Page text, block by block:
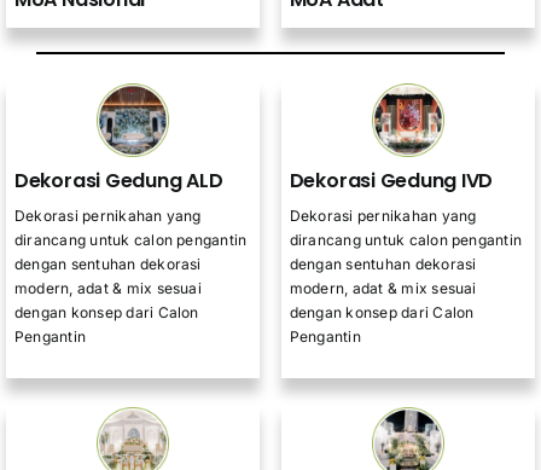
Dekorasi Gedung ALD
Dekorasi pernikahan yang
dirancang untuk calon pengantin
dengan sentuhan dekorasi
modern, adat & mix sesuai
dengan konsep dari Calon
Pengantin
Dekorasi Gedung IVD
Dekorasi pernikahan yang
dirancang untuk calon pengantin
dengan sentuhan dekorasi
modern, adat & mix sesuai
dengan konsep dari Calon
Pengantin